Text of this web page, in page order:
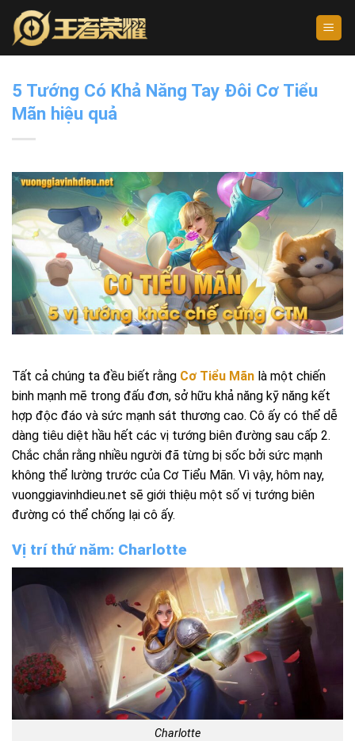
Skip
content
5 Tướng Có Khả Năng Tay Đôi Cơ Tiểu
Mãn hiệu quả
Tất cả chúng ta đều biết rằng Cơ Tiểu Mãn là một chiến
binh mạnh mẽ trong đấu đơn, sở hữu khả năng kỹ năng kết
hợp độc đáo và sức mạnh sát thương cao. Cô ấy có thể dễ
dàng tiêu diệt hầu hết các vị tướng biên đường sau cấp 2.
Chắc chắn rằng nhiều người đã từng bị sốc bởi sức mạnh
không thể lường trước của Cơ Tiểu Mãn. Vì vậy, hôm nay,
vuonggiavinhdieu.net sẽ giới thiệu một số vị tướng biên
đường có thể chống lại cô ấy.
Vị trí thứ năm: Charlotte
Charlotte